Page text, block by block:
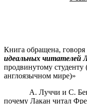
Книга обращена, говоря
идеальных читателей
продвинутому студенту
англоязычном мире)»
А. Луччи и С.
почему Лакан читал